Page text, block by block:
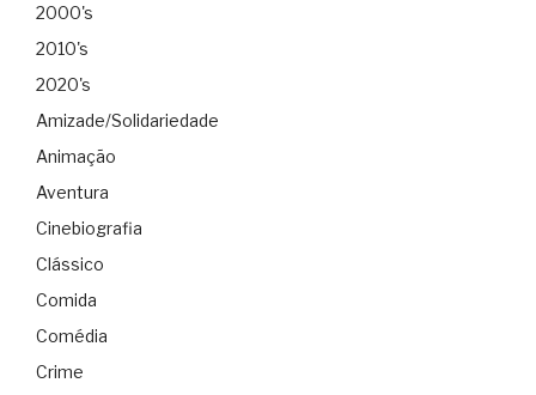
2000's
2010's
2020's
Amizade/Solidariedade
Animação
Aventura
Cinebiografia
Clássico
Comida
Comédia
Crime